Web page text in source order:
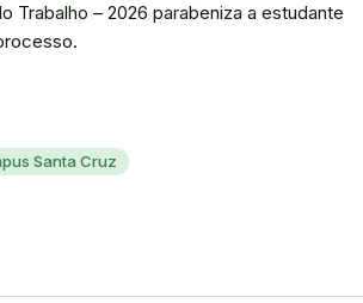
Trabalho – 2026 parabeniza a estudante
Santa Cruz